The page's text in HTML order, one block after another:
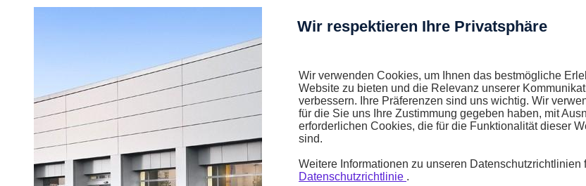
Wir respektieren Ihre Privatsphäre
Wir verwenden Cookies, um Ihnen das bestmögliche
Website zu bieten und die Relevanz unserer
verbessern. Ihre Präferenzen sind uns wichtig. Wir
für die Sie uns Ihre Zustimmung gegeben haben, mit
erforderlichen Cookies, die für die Funktionalität dieser
sind.
Weitere Informationen zu unseren Datenschutzrichtlinien
Datenschutzrichtlinie .